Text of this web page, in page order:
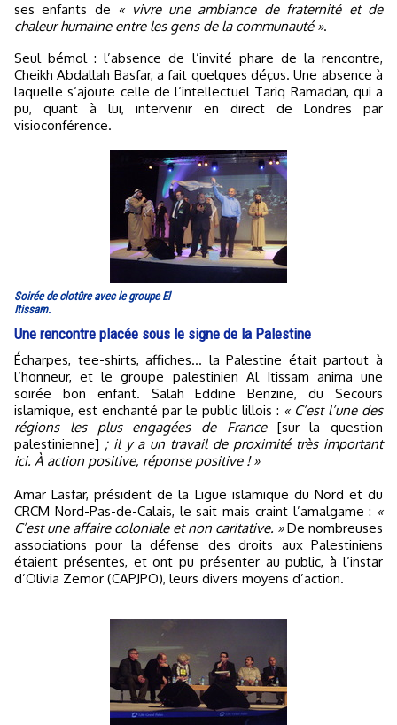
ses enfants de « vivre une ambiance de fraternité et de
chaleur humaine entre les gens de la communauté ».
Seul bémol : l’absence de l’invité phare de la rencontre,
Cheikh Abdallah Basfar, a fait quelques déçus. Une absence à
laquelle s’ajoute celle de l’intellectuel Tariq Ramadan, qui a
pu, quant à lui, intervenir en direct de Londres par
visioconférence.
Soirée de clotûre avec le groupe El
Itissam.
Une rencontre placée sous le signe de la Palestine
Écharpes, tee-shirts, affiches... la Palestine était partout à
l’honneur, et le groupe palestinien Al Itissam anima une
soirée bon enfant. Salah Eddine Benzine, du Secours
islamique, est enchanté par le public lillois : « C’est l’une des
régions les plus engagées de France[sur la question
palestinienne] ; il y a un travail de proximité très important
ici. À action positive, réponse positive ! »
Amar Lasfar, président de la Ligue islamique du Nord et du
CRCM Nord-Pas-de-Calais, le sait mais craint l’amalgame : «
C’est une affaire coloniale et non caritative. »De nombreuses
associations pour la défense des droits aux Palestiniens
étaient présentes, et ont pu présenter au public, à l’instar
d’Olivia Zemor (CAPJPO), leurs divers moyens d’action.